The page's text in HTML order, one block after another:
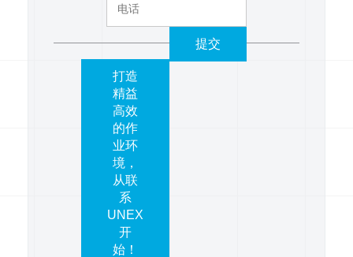
提交
打造
精益
高效
的作
业环
境，
从联
系
UNEX
开
始！